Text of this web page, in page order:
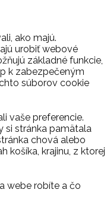
ako majú.
urobiť webové
základné funkcie,
k zabezpečeným
súborov cookie
vaše preferencie.
si stránka pamätala
chová alebo
košíka, krajinu, z ktorej
webe robíte a čo